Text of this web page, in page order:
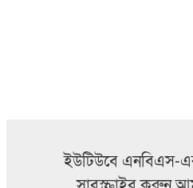
ইউটিউবে এনবিএস-